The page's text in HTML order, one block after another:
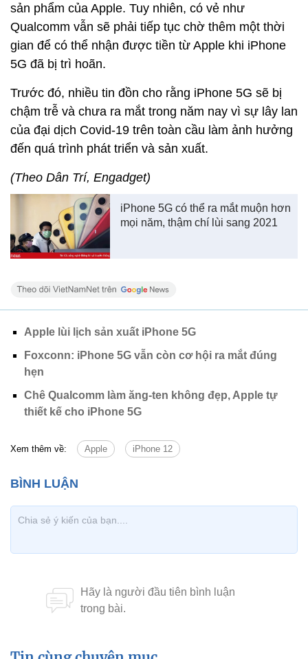
sản phẩm của Apple. Tuy nhiên, có vẻ như
Qualcomm vẫn sẽ phải tiếp tục chờ thêm một thời
gian để có thể nhận được tiền từ Apple khi iPhone
5G đã bị trì hoãn.
Trước đó, nhiều tin đồn cho rằng iPhone 5G sẽ bị
chậm trễ và chưa ra mắt trong năm nay vì sự lây lan
của đại dịch Covid-19 trên toàn cầu làm ảnh hưởng
đến quá trình phát triển và sản xuất.
(Theo Dân Trí, Engadget)
iPhone 5G có thể ra mắt muộn hơn
mọi năm, thậm chí lùi sang 2021
Apple lùi lịch sản xuất iPhone 5G
Foxconn: iPhone 5G vẫn còn cơ hội ra mắt đúng
hẹn
Chê Qualcomm làm ăng-ten không đẹp, Apple tự
thiết kế cho iPhone 5G
Xem thêm về: Apple iPhone 12